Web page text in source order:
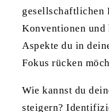
gesellschaftlichen
Konventionen
Aspekte du in
Fokus rücken
Wie kannst du
steigern?